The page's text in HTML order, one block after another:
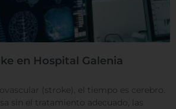
en Hospital Galenia
(stroke), el tiempo es cerebro.
sin el tratamiento adecuado, las
a la privacidad, usted puede
usar ciertas cookies. Haga
de cada categoría para saber
configuraciones
Sin embargo, el bloqueo de
puede afectar su